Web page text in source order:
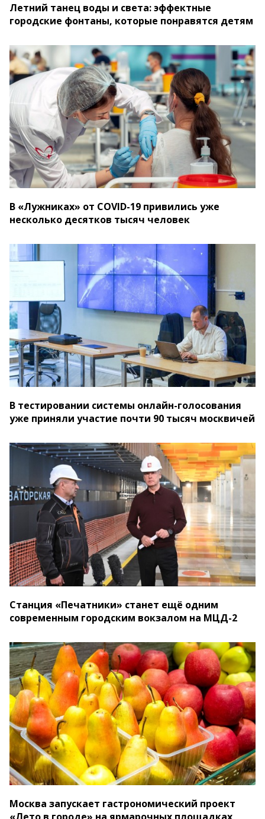
Летний танец воды и света: эффектные
городские фонтаны, которые понравятся детям
В «Лужниках» от COVID-19 привились уже
несколько десятков тысяч человек
В тестировании системы онлайн-голосования
уже приняли участие почти 90 тысяч москвичей
Станция «Печатники» станет ещё одним
современным городским вокзалом на МЦД-2
Москва запускает гастрономический проект